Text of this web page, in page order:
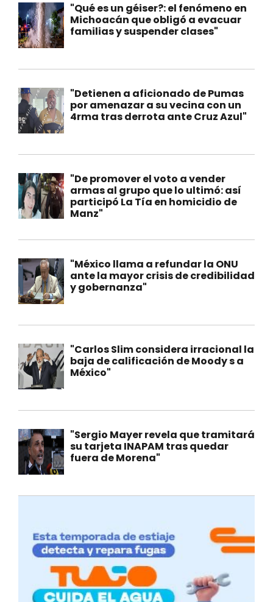
"Qué es un géiser?: el fenómeno en
Michoacán que obligó a evacuar
familias y suspender clases"
"Detienen a aficionado de Pumas
por amenazar a su vecina con un
4rma tras derrota ante Cruz Azul"
"De promover el voto a vender
armas al grupo que lo ultimó: así
participó La Tía en homicidio de
Manz"
"México llama a refundar la ONU
ante la mayor crisis de credibilidad
y gobernanza"
"Carlos Slim considera irracional la
baja de calificación de Moody s a
México"
"Sergio Mayer revela que tramitará
su tarjeta INAPAM tras quedar
fuera de Morena"